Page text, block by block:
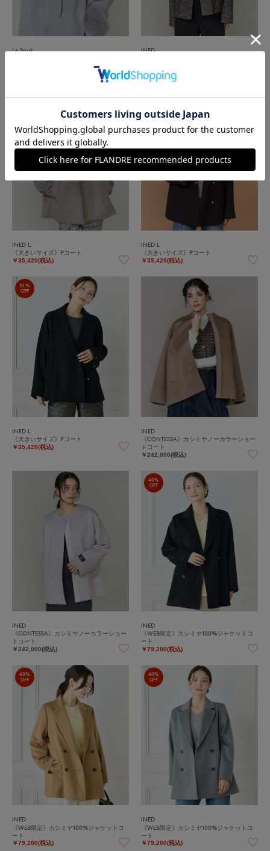
Le Souk
INED
30%
INED L
《大きいサイズ》Pコート
￥35,420(税込)
30%
INED L
《大きいサイズ》Pコート
￥35,420(税込)
30%
OFF
INED L
《大きいサイズ》Pコート
￥35,420(税込)
INED
《CONTESSA》カシミヤノーカラーショー
トコート
￥242,000(税込)
INED
《CONTESSA》カシミヤノーカラーショー
トコート
￥242,000(税込)
40%
OFF
INED
《WEB限定》カシミヤ100%ジャケットコ
ート
￥79,200(税込)
40%
OFF
INED
《WEB限定》カシミヤ100%ジャケットコ
ート
￥79,200(税込)
40%
OFF
INED
《WEB限定》カシミヤ100%ジャケットコ
ート
￥79,200(税込)